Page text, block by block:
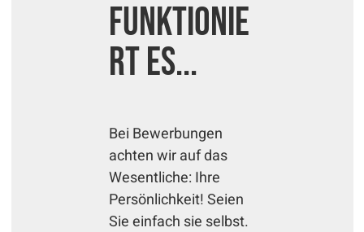
funktionie
rt es...
Bei Bewerbungen
achten wir auf das
Wesentliche: Ihre
Persönlichkeit! Seien
Sie einfach sie selbst.